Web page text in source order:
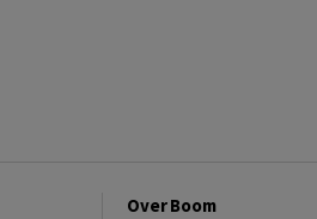
Over Boom